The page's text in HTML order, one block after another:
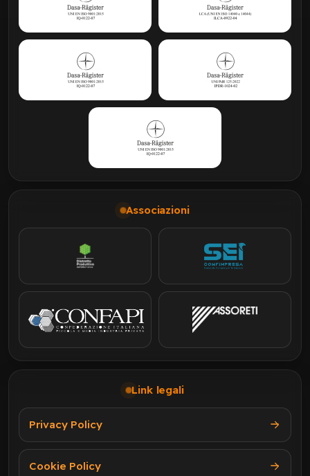
Associazioni
Link legali
Privacy Policy
Cookie Policy